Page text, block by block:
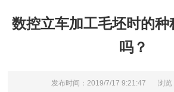
数控立车加工毛坯时的种
吗？
发布时间：2019/7/17 9:21:47 浏览